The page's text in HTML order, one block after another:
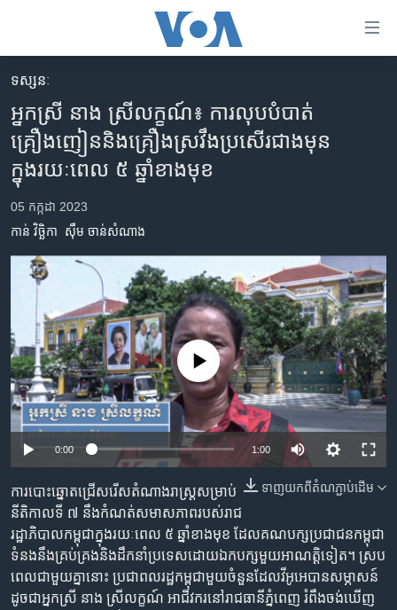
ទាក់ទង
រំលង​
និង​
ចូល​
ទៅ​​
ទំព័រ​
ព័ត៌មាន​​
ចូល​
ទៅ​
ទំព័រ​
រចនា
សម្ព័ន្ធ​
រំលង​
ចូល​
ទៅ​
កាន់​
ទំព័រ​
ស្វែង​
រក
កម្ពុជា
អន្តរជាតិ
អាមេរិក
ចិន
ហេឡូវីអូអេ
កម្ពុជាច្នៃប្រតិដ្ឋ
ព្រឹត្តិការណ៍ព័ត៌មាន
ទូរទស្សន៍ / វីដេអូ​
វិទ្យុ / ផតខាសថ៍
កម្មវិធីទាំងអស់
Khmer English
ភាសា
ទស្សនៈ
អ្នកស្រី នាង ស្រីលក្ខណ៍៖ ការលុបបំបាត់
គ្រឿងញៀននិងគ្រឿងស្រវឹងប្រសើរជាងមុន
ក្នុងរយៈពេល ៥ ឆ្នាំខាងមុខ
05 កក្កដា 2023
កាន់ វិច្ឆិកា
ស៊ឹម ចាន់សំណាង
No media source currently available
0:00 1:00
ទាញ​យក​ពី​តំណភ្ជាប់​ដើម
ការ​បោះឆ្នោត​ជ្រើស​រើស​តំណាង​រាស្ត្រ​សម្រាប់​
នីតិកាល​ទី ៧ នឹង​កំណត់​សមាសភាព​របស់​រាជ
រដ្ឋាភិបាល​កម្ពុជា​ក្នុង​រយៈពេល​ ៥ ឆ្នាំ​ខាង​មុខ ដែល​គណបក្ស​ប្រជាជន​កម្ពុជា​
ទំនង​នឹង​គ្រប់គ្រង​និង​ដឹកនាំ​ប្រទេស​ដោយ​ឯកបក្ស​មួយ​អាណត្តិ​ទៀត។ ស្រប
ពេល​ជាមួយ​គ្នា​នោះ ប្រជាពលរដ្ឋ​កម្ពុជា​មួយ​ចំនួន​ដែល​វីអូអេ​បាន​សម្ភាសន៍
ដូចជា​អ្នកស្រី នាង ស្រីលក្ខណ៍ អាជីវករនៅរាជធានី​ភ្នំពេញ រំពឹង​ចង់​ឃើញ​